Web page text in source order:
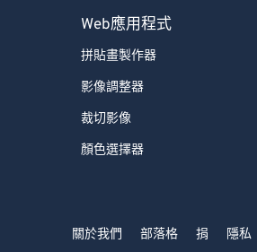
Web應用程式
拼貼畫製作器
影像調整器
裁切影像
顏色選擇器
關於我們 部落格 捐 隱私